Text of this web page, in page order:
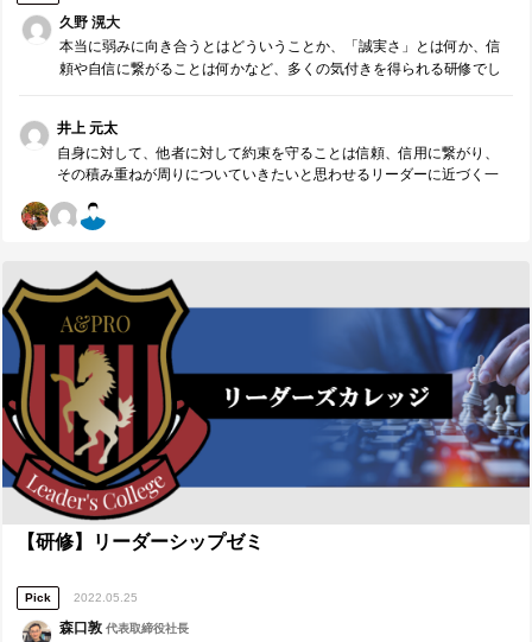
久野 滉大
本当に弱みに向き合うとはどういうことか、「誠実さ」とは何か、信
頼や自信に繋がることは何かなど、多くの気付きを得られる研修でし
井上 元太
自身に対して、他者に対して約束を守ることは信頼、信用に繋がり、
その積み重ねが周りについていきたいと思わせるリーダーに近づく一
は学びを深度3のコミュニケーションで伝えていってほしいです。
【研修】リーダーシップゼミ
Pick 2022.05.25
森口敦代表取締役社長